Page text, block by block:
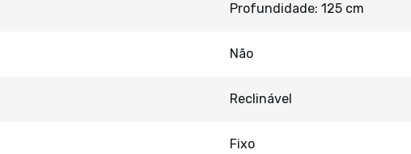
Profundidade: 125 cm
Não
Reclinável
Fixo